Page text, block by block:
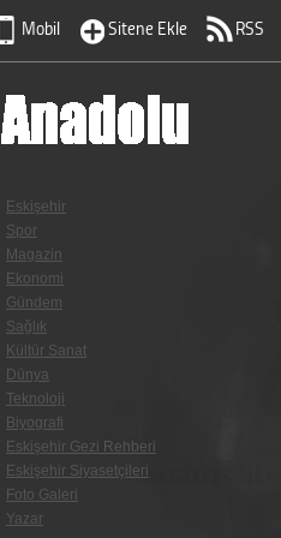
Mobil Sitene Ekle RSS
Eskişehir
Spor
Magazin
Ekonomi
Gündem
Sağlık
Kültür Sanat
Dünya
Teknoloji
Biyografi
Eskişehir Gezi Rehberi
Eskişehir Siyasetçileri
Foto Galeri
Yazar